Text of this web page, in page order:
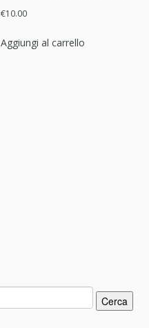
€10.00
Aggiungi al carrello
Cerca